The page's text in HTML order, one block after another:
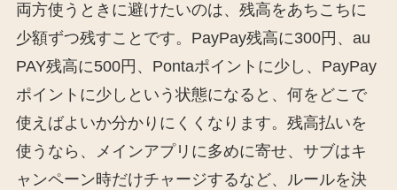
両方使うときに避けたいのは、残高をあちこちに
少額ずつ残すことです。PayPay残高に300円、au
PAY残高に500円、Pontaポイントに少し、PayPay
ポイントに少しという状態になると、何をどこで
使えばよいか分かりにくくなります。残高払いを
使うなら、メインアプリに多めに寄せ、サブはキ
ャンペーン時だけチャージするなど、ルールを決